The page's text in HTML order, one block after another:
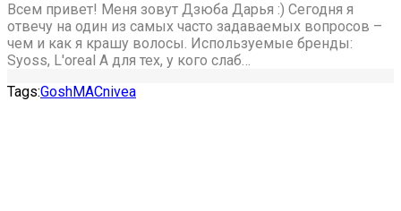
Всем привет! Меня зовут Дзюба Дарья :) Сегодня я
отвечу на один из самых часто задаваемых вопросов –
чем и как я крашу волосы. Используемые бренды:
Syoss, L'oreal А для тех, у кого слаб…
Tags:GoshMACnivea